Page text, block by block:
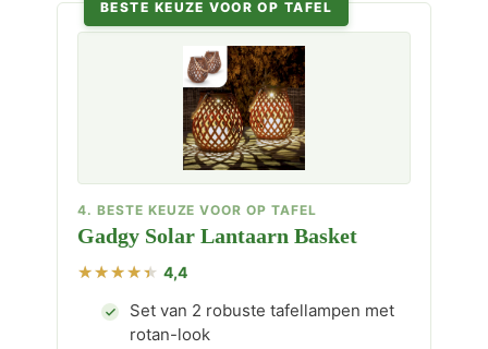
BESTE KEUZE VOOR OP TAFEL
4. BESTE KEUZE VOOR OP TAFEL
Gadgy Solar Lantaarn Basket
4,4
Set van 2 robuste tafellampen met
rotan-look